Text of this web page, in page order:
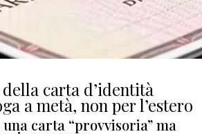
carta d’identità
a metà, non per l’estero
carta “provvisoria” ma